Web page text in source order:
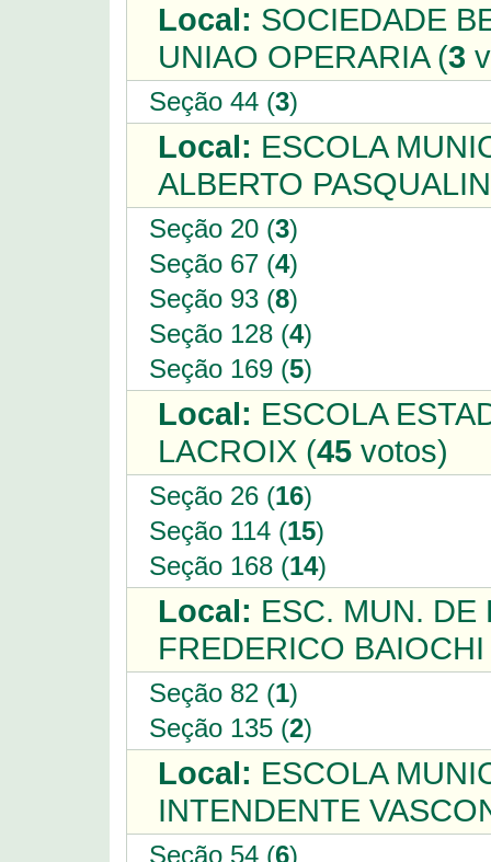
Local: SOCIEDADE
UNIAO OPERARIA (3
Seção 44 (3)
Local: ESCOLA
ALBERTO
Seção 20 (3)
Seção 67 (4)
Seção 93 (8)
Seção 128 (4)
Seção 169 (5)
Local: ESCOLA
LACROIX (45 votos)
Seção 26 (16)
Seção 114 (15)
Seção 168 (14)
Local: ESC. MUN. DE
FREDERICO
Seção 82 (1)
Seção 135 (2)
Local: ESCOLA
INTENDENTE
Seção 54 (6)